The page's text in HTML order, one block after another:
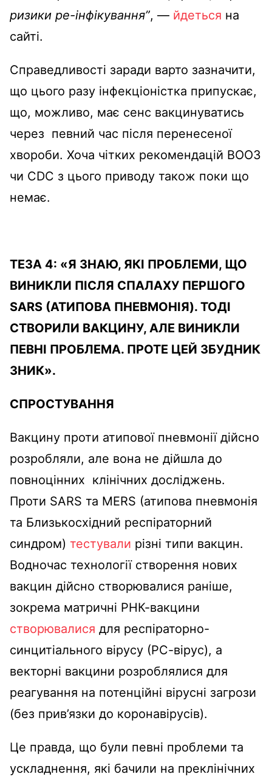
ризики ре-інфікування”, — йдеться на
сайті.
Справедливості заради варто зазначити,
що цього разу інфекціоністка припускає,
що, можливо, має сенс вакцинуватись
через певний час після перенесеної
хвороби. Хоча чітких рекомендацій ВООЗ
чи CDC з цього приводу також поки що
немає.
ТЕЗА 4: «Я ЗНАЮ, ЯКІ ПРОБЛЕМИ, ЩО
ВИНИКЛИ ПІСЛЯ СПАЛАХУ ПЕРШОГО
SARS (АТИПОВА ПНЕВМОНІЯ). ТОДІ
СТВОРИЛИ ВАКЦИНУ, АЛЕ ВИНИКЛИ
ПЕВНІ ПРОБЛЕМА. ПРОТЕ ЦЕЙ ЗБУДНИК
ЗНИК».
СПРОСТУВАННЯ
Вакцину проти атипової пневмонії дійсно
розробляли, але вона не дійшла до
повноцінних клінічних досліджень.
Проти SARS та MERS (атипова пневмонія
та Близькосхідний респіраторний
синдром) тестували різні типи вакцин.
Водночас технології створення нових
вакцин дійсно створювалися раніше,
зокрема матричні РНК-вакцини
створювалися для респіраторно-
синцитіального вірусу (РС-вірус), а
векторні вакцини розроблялися для
реагування на потенційні вірусні загрози
(без прив’язки до коронавірусів).
Це правда, що були певні проблеми та
ускладнення, які бачили на преклінічних